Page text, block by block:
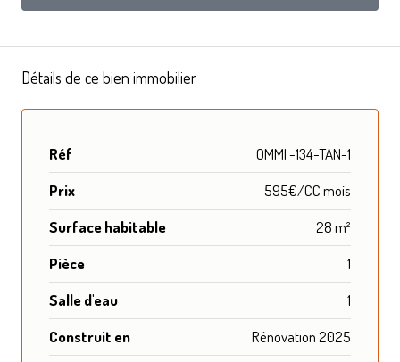
Détails de ce bien immobilier
Réf
OMMI -134-TAN-1
Prix
595€/CC mois
Surface habitable
28 m²
Pièce
1
Salle d'eau
1
Construit en
Rénovation 2025